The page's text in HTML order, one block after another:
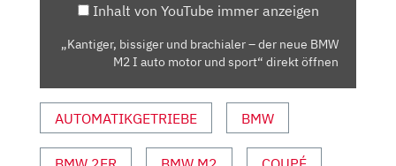
MOTOR
UND
Inhalt von YouTube immer anzeigen
„Kantiger, bissiger und brachialer – der neue BMW
M2 I auto motor und sport“ direkt öffnen
AUTOMATIKGETRIEBE BMW